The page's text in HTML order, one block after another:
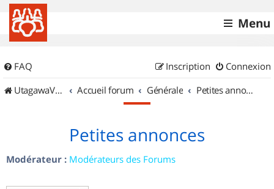
Menu
FAQ Connexion
Inscription
UtagawaVTT (Randos VTT et VTTAE avec traces GPS)
Accueil forum Générale Petites annonces
Petites annonces
Modérateur : Modérateurs des Forums